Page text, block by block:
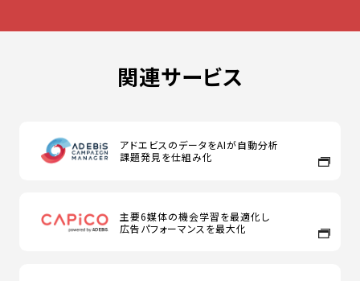
関連サービス
アドエビスのデータをAIが自動分析
課題発見を仕組み化
主要6媒体の機会学習を最適化し
広告パフォーマンスを最大化